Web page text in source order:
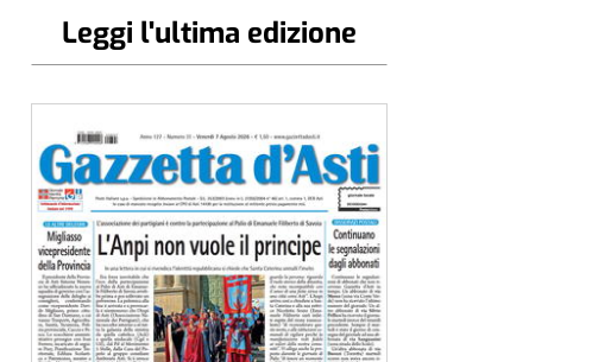
Leggi l'ultima edizione